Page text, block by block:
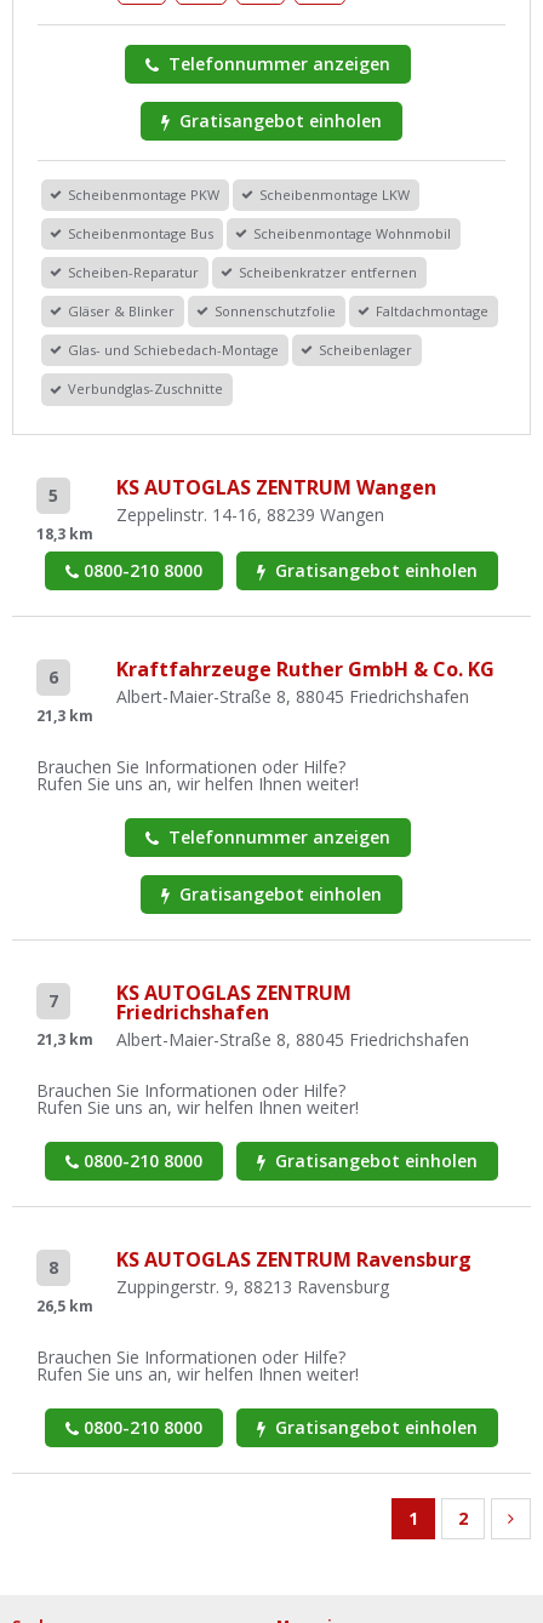
Telefonnummer anzeigen
Gratisangebot einholen
Scheibenmontage PKW Scheibenmontage LKW
Scheibenmontage Bus Scheibenmontage Wohnmobil
Scheiben-Reparatur Scheibenkratzer entfernen
Gläser & Blinker Sonnenschutzfolie Faltdachmontage
Glas- und Schiebedach-Montage Scheibenlager
Verbundglas-Zuschnitte
5
18,3 km
KS AUTOGLAS ZENTRUM Wangen
Zeppelinstr. 14-16, 88239 Wangen
0800-210 8000 Gratisangebot einholen
6
21,3 km
Kraftfahrzeuge Ruther GmbH & Co. KG
Albert-Maier-Straße 8, 88045 Friedrichshafen
Brauchen Sie Informationen oder Hilfe?
Rufen Sie uns an, wir helfen Ihnen weiter!
Telefonnummer anzeigen
Gratisangebot einholen
7
21,3 km
KS AUTOGLAS ZENTRUM
Friedrichshafen
Albert-Maier-Straße 8, 88045 Friedrichshafen
Brauchen Sie Informationen oder Hilfe?
Rufen Sie uns an, wir helfen Ihnen weiter!
0800-210 8000 Gratisangebot einholen
8
26,5 km
KS AUTOGLAS ZENTRUM Ravensburg
Zuppingerstr. 9, 88213 Ravensburg
Brauchen Sie Informationen oder Hilfe?
Rufen Sie uns an, wir helfen Ihnen weiter!
0800-210 8000 Gratisangebot einholen
1 2